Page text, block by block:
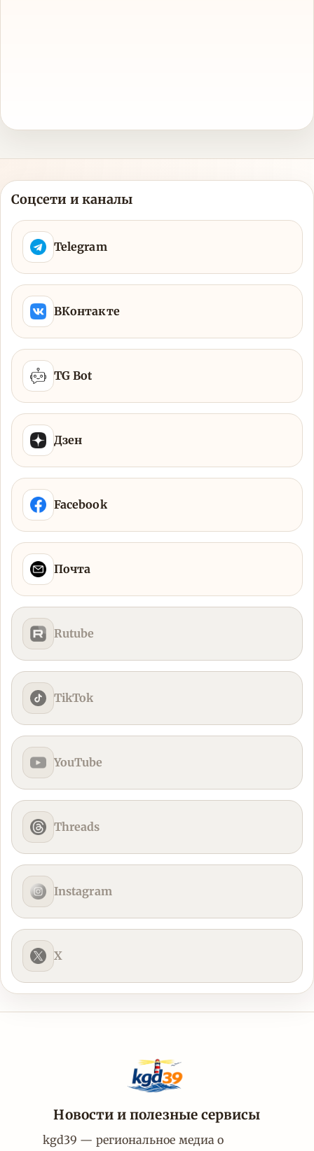
Соцсети и каналы
Telegram
ВКонтакте
TG Bot
Дзен
Facebook
Почта
Rutube
TikTok
YouTube
Threads
Instagram
X
Новости и полезные сервисы
kgd39 — региональное медиа о